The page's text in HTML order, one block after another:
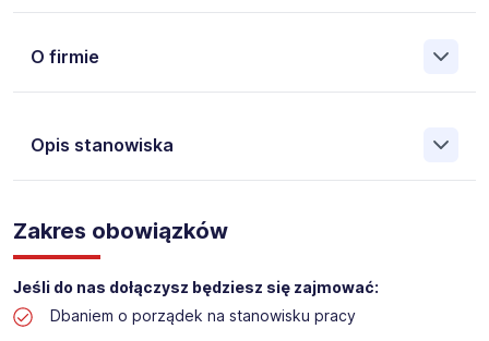
O firmie
Opis stanowiska
Pośrednictwa Pracy i Doradztwa Personalnego Work &
Profit jest obecnie jedną z największych niezależnych
polskich agencji zatrudnienia. W ciągu wielu lat naszej
działalności daliśmy pracę przeszło 50 000 pracowników
w całym kraju. Skutecznie znajdujemy pracowników dla
największych firm, jak również małych rodzinnych
Zakres obowiązków
Jeśli do nas dołączysz będziesz się zajmować:
Dbaniem o porządek na stanowisku pracy